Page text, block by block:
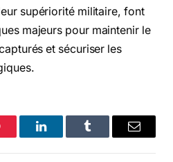
supériorité militaire, font
majeurs pour maintenir le
et sécuriser les
LinkedInTumblr Email